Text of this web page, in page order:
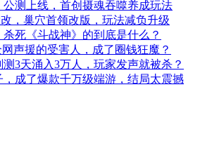
测上线，首创摄魂吞噬养成玩法
改，巢穴首领改版，玩法减负升级
死《斗战神》的到底是什么？
声援的受害人，成了圈钱狂魔？
3天涌入3万人，玩家发声就被杀？
成了爆款千万级端游，结局太震撼